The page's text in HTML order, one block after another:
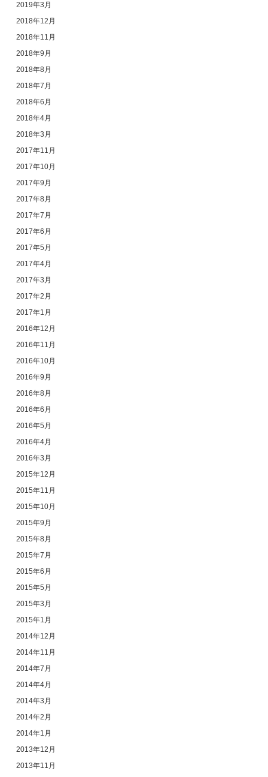
2019年3月
2018年12月
2018年11月
2018年9月
2018年8月
2018年7月
2018年6月
2018年4月
2018年3月
2017年11月
2017年10月
2017年9月
2017年8月
2017年7月
2017年6月
2017年5月
2017年4月
2017年3月
2017年2月
2017年1月
2016年12月
2016年11月
2016年10月
2016年9月
2016年8月
2016年6月
2016年5月
2016年4月
2016年3月
2015年12月
2015年11月
2015年10月
2015年9月
2015年8月
2015年7月
2015年6月
2015年5月
2015年3月
2015年1月
2014年12月
2014年11月
2014年7月
2014年4月
2014年3月
2014年2月
2014年1月
2013年12月
2013年11月